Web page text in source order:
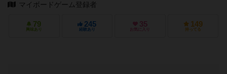
マイボードゲーム登録者
79
興味あり
245
経験あり
35
お気に入り
149
持ってる